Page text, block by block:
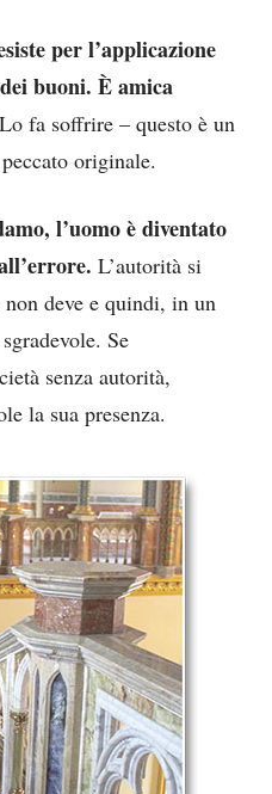
per l’applicazione
buoni. È amica
Lo fa soffrire – questo è un
originale.
l’uomo è diventato
L’autorità si
deve e quindi, in un
Se
senza autorità,
la sua presenza.